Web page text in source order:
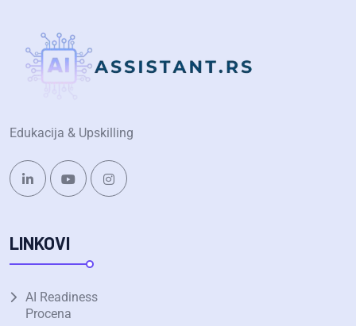
Edukacija & Upskilling
LINKOVI
AI Readiness
Procena